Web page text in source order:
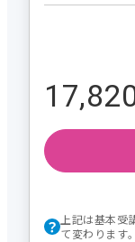
上記は基本受
て変わります。